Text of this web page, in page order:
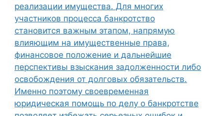
реализации имущества. Для многих
участников процесса банкротство
становится важным этапом, напрямую
влияющим на имущественные права,
финансовое положение и дальнейшие
перспективы взыскания задолженности либо
освобождения от долговых обязательств.
Именно поэтому своевременная
юридическая помощь по делу о банкротстве